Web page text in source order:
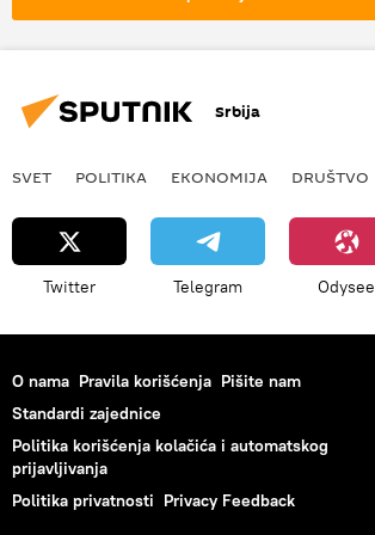
Srbija
SVET POLITIKA EKONOMIJA DRUŠTVO
Twitter Telegram Odysee
O nama Pravila korišćenja Pišite nam
Standardi zajednice
Politika korišćenja kolačića i automatskog
prijavljivanja
Politika privatnosti Privacy Feedback